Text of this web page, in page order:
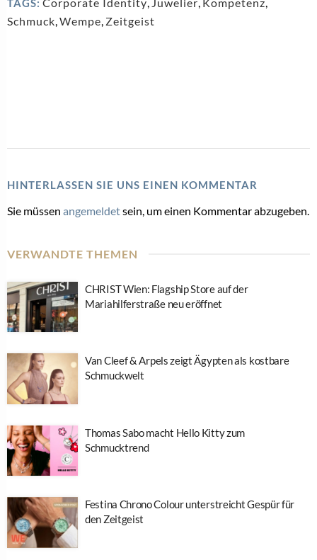
TAGS:
Schmuck,Wempe, Zeitgeist
HINTERLASSEN SIE UNS EINEN KOMMENTAR
Sie müssen angemeldetsein, um einen Kommentar abzugeben.
VERWANDTE THEMEN
CHRIST Wien: Flagship Store auf der
Mariahilferstraße neu eröffnet
Van Cleef & Arpels zeigt Ägypten als kostbare
Schmuckwelt
Thomas Sabo macht Hello Kitty zum
Schmucktrend
Festina Chrono Colour unterstreicht Gespür für
den Zeitgeist